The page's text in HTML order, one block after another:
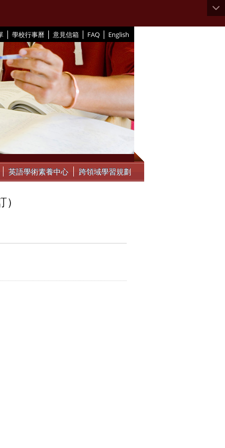
| 學校行事曆 | 意見信箱 | FAQ | English
英語學術素養中心 跨領域學習規劃